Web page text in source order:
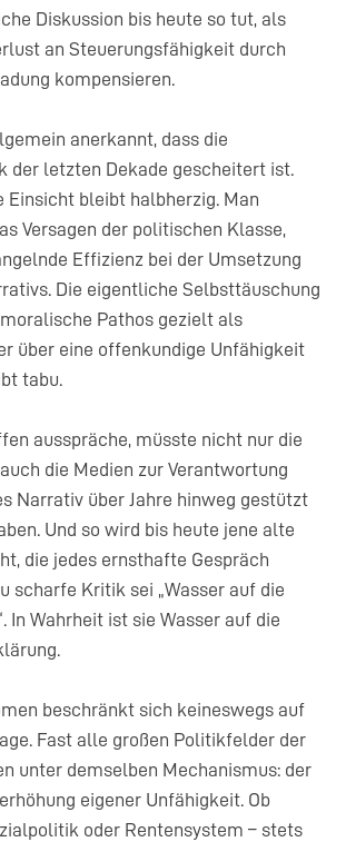
Diskussion bis heute so tut, als
an Steuerungsfähigkeit durch
kompensieren.
anerkannt, dass die
der letzten Dekade gescheitert ist.
Einsicht bleibt halbherzig. Man
Versagen der politischen Klasse,
Effizienz bei der Umsetzung
Die eigentliche Selbsttäuschung
Pathos gezielt als
über eine offenkundige Unfähigkeit
tabu.
ausspräche, müsste nicht nur die
die Medien zur Verantwortung
Narrativ über Jahre hinweg gestützt
Und so wird bis heute jene alte
die jedes ernsthafte Gespräch
scharfe Kritik sei „Wasser auf die
In Wahrheit ist sie Wasser auf die
beschränkt sich keineswegs auf
Fast alle großen Politikfelder der
unter demselben Mechanismus: der
eigener Unfähigkeit. Ob
oder Rentensystem – stets